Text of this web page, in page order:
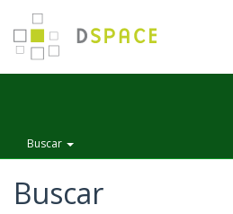
Buscar
Buscar